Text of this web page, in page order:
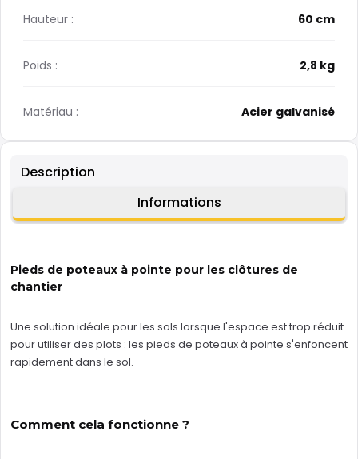
Description
Informations
Pieds de poteaux à pointe pour les clôtures de
chantier
Une solution idéale pour les sols lorsque l'espace est trop réduit
pour utiliser des plots : les pieds de poteaux à pointe s'enfoncent
rapidement dans le sol.
Comment cela fonctionne ?
Hauteur : 60 cm
Poids : 2,8 kg
Matériau : Acier galvanisé